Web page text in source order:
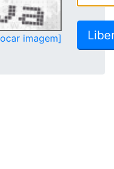
imagem]